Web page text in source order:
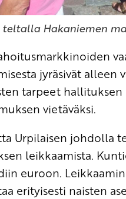
teltalla Hakaniemen
jyräsivät alleen
tarpeet hallituksen
vietäväksi.
Urpilaisen
leikkaamista.
euroon.
erityisesti naisten